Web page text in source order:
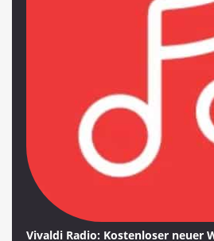
Vivaldi Radio: Kostenloser neuer